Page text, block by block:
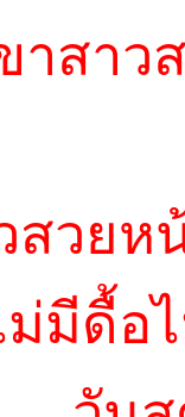
สาว
วยห
ม่มีดื้อ